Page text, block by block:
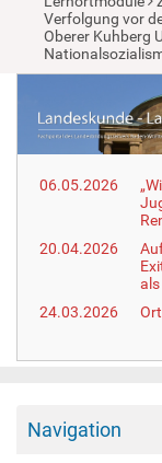
r
e
h
e
:
Verfolgung vor
Oberer Kuhberg
06.05.2026
20.04.2026
24.03.2026
Navigation